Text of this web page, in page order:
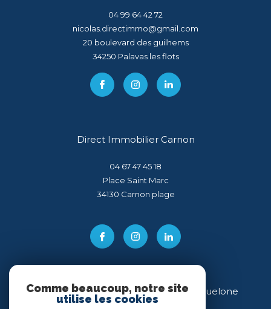
04 99 64 42 72
nicolas.directimmo@gmail.com
20 boulevard des guilhems
34250
palavas les flots
Direct Immobilier Carnon
04 67 47 45 18
Place Saint Marc
34130
carnon plage
Direct Immobilier Villeneuve-lès-Maguelone
Comme beaucoup, notre site
utilise les cookies